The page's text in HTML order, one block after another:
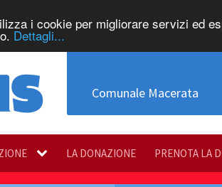
i cookie per migliorare servizi ed
Dettagli...
Comunale Macerata
LA DONAZIONE PRENOTA LA